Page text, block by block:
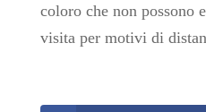
coloro che non possono
visita per motivi di